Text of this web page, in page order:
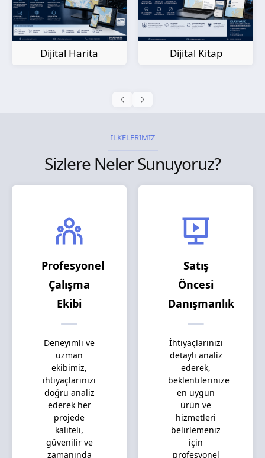
Dijital Kitap
Kağıt Harita
İLKELERİMİZ
Sizlere Neler Sunuyoruz?
Profesyonel
Çalışma
Ekibi
Deneyimli ve
uzman
ekibimiz,
ihtiyaçlarınızı
doğru analiz
ederek her
projede
kaliteli,
güvenilir ve
zamanında
Satış
Öncesi
Danışmanlık
İhtiyaçlarınızı
detaylı analiz
ederek,
beklentilerinize
en uygun
ürün ve
hizmetleri
belirlemeniz
için
profesyonel